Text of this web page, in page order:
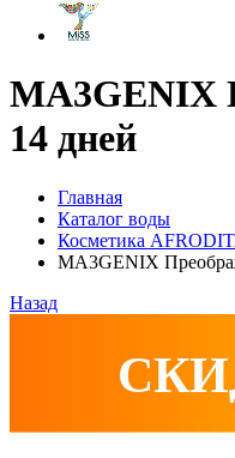
MA3GENIX
14 дней
Главная
Каталог воды
Косметика
MA3GENIX
Назад